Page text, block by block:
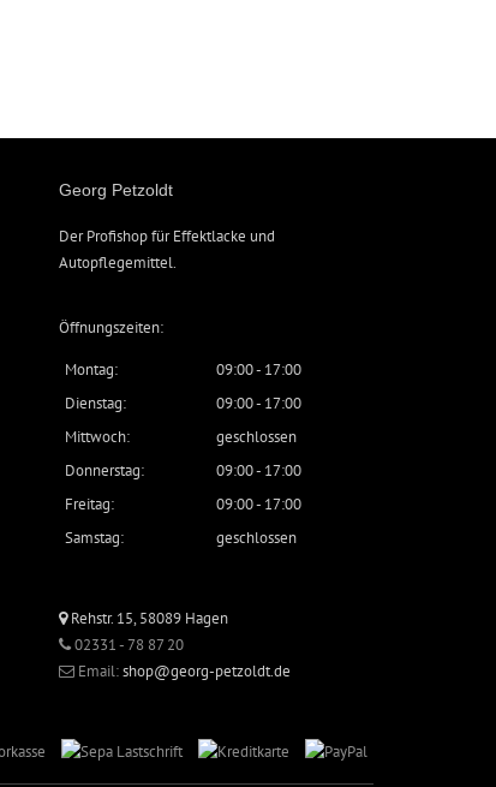
Georg Petzoldt
Der Profishop fürEffektlacke und
Autopflegemittel.
Öffnungszeiten:
Montag:
09:00 - 17:00
Dienstag:
09:00 - 17:00
Mittwoch:
geschlossen
Donnerstag:
09:00 - 17:00
Freitag:
09:00 - 17:00
Samstag:
geschlossen
Rehstr. 15, 58089 Hagen
02331 - 78 87 20
Email:shop@georg-petzoldt.de